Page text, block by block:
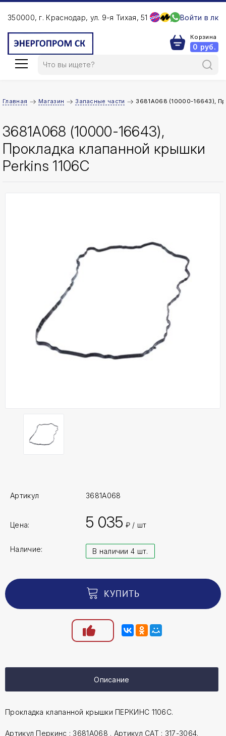
350000, г. Краснодар, ул. 9-я Тихая, 51 Войти в лк
Корзина
0 руб.
Главная Магазин Запасные части 3681A068 (10000-16643),
3681A068 (10000-16643),
Прокладка клапанной крышки
Perkins 1106C
Артикул 3681A068
Цена: 5 035 ₽ / шт
Наличие: В наличии 4 шт.
КУПИТЬ
Описание
Прокладка клапанной крышки ПЕРКИНС 1106C.
Артикул Перкинс : 3681A068 . Артикул CAT : 317-3064.